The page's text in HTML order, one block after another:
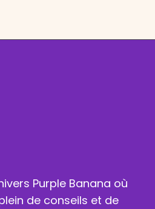
Purple Banana où
de conseils et de